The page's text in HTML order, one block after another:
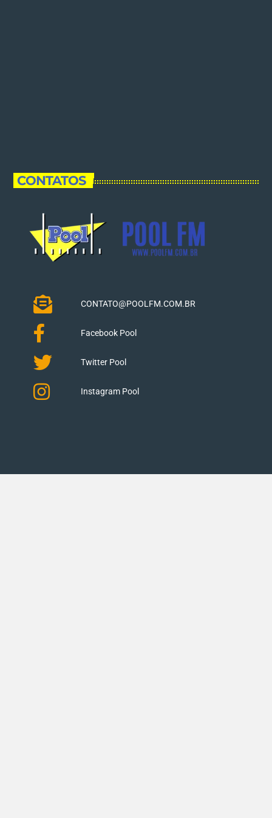
CONTATOS
CONTATO@POOLFM.COM.BR
Facebook Pool
Twitter Pool
Instagram Pool